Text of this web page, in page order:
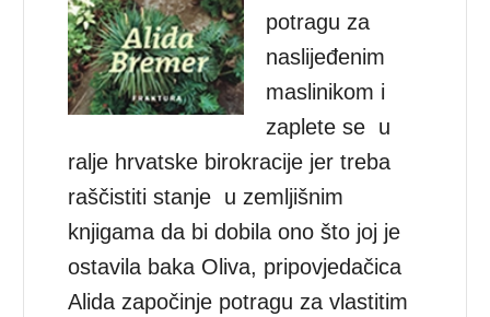
potragu za
naslijeđenim
maslinikom i
zaplete se u
ralje hrvatske birokracije jer treba
raščistiti stanje u zemljišnim
knjigama da bi dobila ono što joj je
ostavila baka Oliva, pripovjedačica
Alida započinje potragu za vlastitim